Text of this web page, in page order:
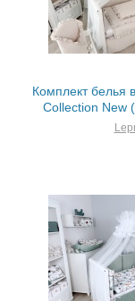
Комплект белья
Collection New